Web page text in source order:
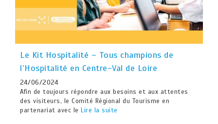
Le Kit Hospitalité – Tous champions de
l’Hospitalité en Centre-Val de Loire
24/06/2024
Afin de toujours répondre aux besoins et aux attentes
des visiteurs, le Comité Régional du Tourisme en
partenariat avec leLire la suite